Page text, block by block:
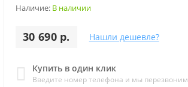
Наличие: В наличии
30 690 р. Нашли дешевле?
Купить в один клик
Введите номер телефона и мы перезвоним